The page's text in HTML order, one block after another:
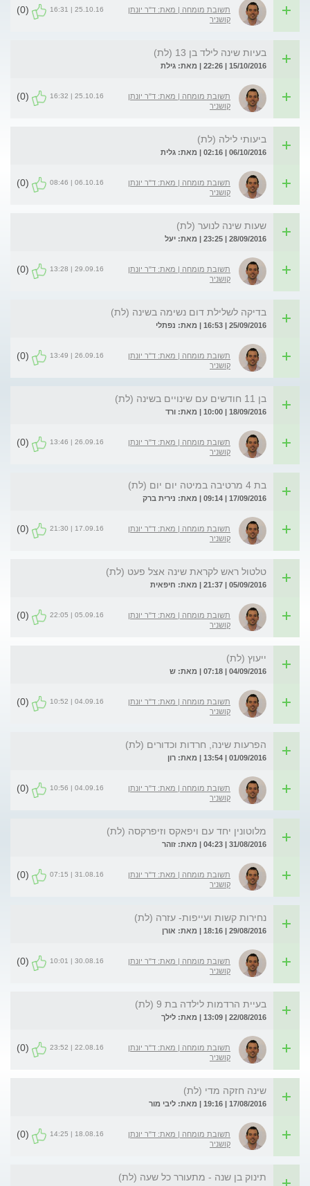
תשובת מומחה | מאת: ד"ר יונתן
קושניר
25.10.16 | 16:31
(0)
בעיות שינה לילד בן 13 (לת)
15/10/2016 | 22:26 | מאת: גילת
תשובת מומחה | מאת: ד"ר יונתן
קושניר
25.10.16 | 16:32
(0)
ביעותי לילה (לת)
06/10/2016 | 02:16 | מאת: גלית
תשובת מומחה | מאת: ד"ר יונתן
קושניר
06.10.16 | 08:46
(0)
שעות שינה לנוער (לת)
28/09/2016 | 23:25 | מאת: יעל
תשובת מומחה | מאת: ד"ר יונתן
קושניר
29.09.16 | 13:28
(0)
בדיקה לשלילת דום נשימה בשינה (לת)
25/09/2016 | 16:53 | מאת: נפתלי
תשובת מומחה | מאת: ד"ר יונתן
קושניר
26.09.16 | 13:49
(0)
בן 11 חודשים עם שינויים בשינה (לת)
18/09/2016 | 10:00 | מאת: ורד
תשובת מומחה | מאת: ד"ר יונתן
קושניר
26.09.16 | 13:46
(0)
בת 4 מרטיבה במיטה יום יום (לת)
17/09/2016 | 09:14 | מאת: נירית ברק
תשובת מומחה | מאת: ד"ר יונתן
קושניר
17.09.16 | 21:30
(0)
טלטול ראש לקראת שינה אצל פעט (לת)
05/09/2016 | 21:37 | מאת: חיפאית
תשובת מומחה | מאת: ד"ר יונתן
קושניר
05.09.16 | 22:05
(0)
ייעוץ (לת)
04/09/2016 | 07:18 | מאת: ש
תשובת מומחה | מאת: ד"ר יונתן
קושניר
04.09.16 | 10:52
(0)
הפרעות שינה, חרדות וכדורים (לת)
01/09/2016 | 13:54 | מאת: רון
תשובת מומחה | מאת: ד"ר יונתן
קושניר
04.09.16 | 10:56
(0)
מלוטונין יחד עם ויפאקס וזיפרקסה (לת)
31/08/2016 | 04:23 | מאת: זוהר
תשובת מומחה | מאת: ד"ר יונתן
קושניר
31.08.16 | 07:15
(0)
נחירות קשות ועייפות- עזרה (לת)
29/08/2016 | 18:16 | מאת: אורן
תשובת מומחה | מאת: ד"ר יונתן
קושניר
30.08.16 | 10:01
(0)
בעיית הרדמות לילדה בת 9 (לת)
22/08/2016 | 13:09 | מאת: לילך
תשובת מומחה | מאת: ד"ר יונתן
קושניר
22.08.16 | 23:52
(0)
שינה חזקה מדי (לת)
17/08/2016 | 19:16 | מאת: ליבי מור
תשובת מומחה | מאת: ד"ר יונתן
קושניר
18.08.16 | 14:25
(0)
תינוק בן שנה - מתעורר כל שעה (לת)